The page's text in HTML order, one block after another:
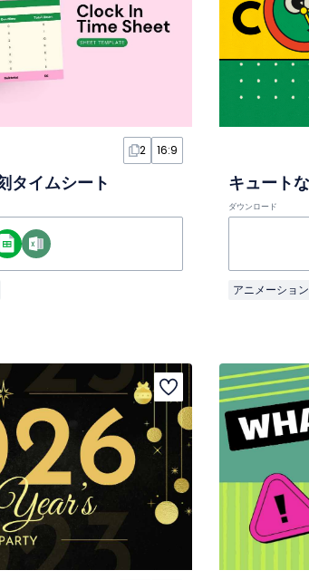
2 16:9
タイムシート
ダウンロード
アニメーション